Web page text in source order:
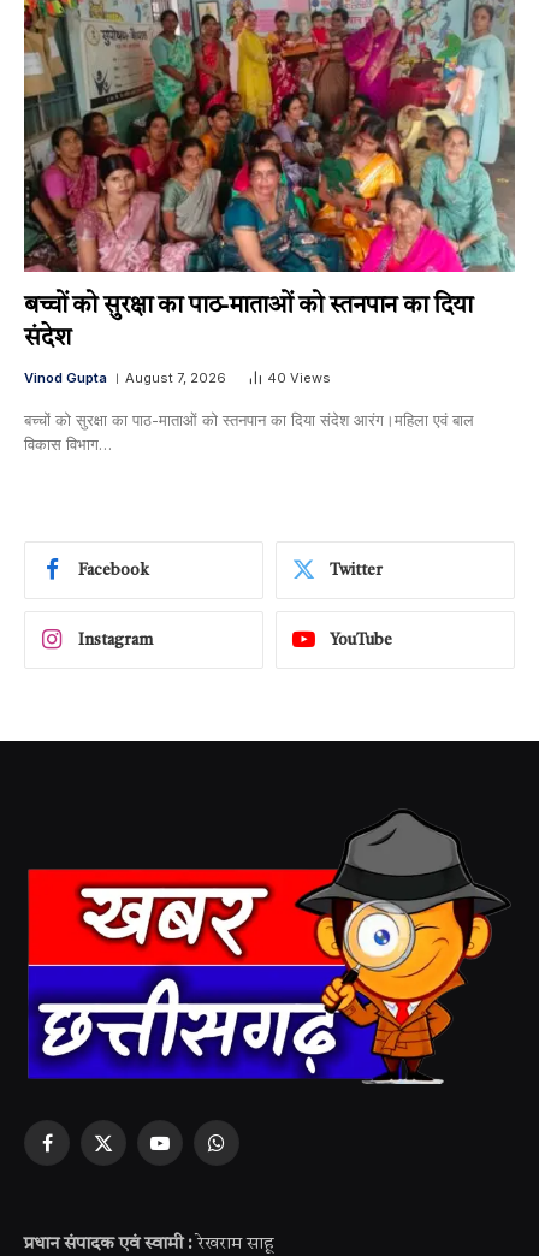
बच्चों को सुरक्षा का पाठ-माताओं को स्तनपान का दिया
संदेश
Vinod Gupta August 7, 2026 40 Views
बच्चों को सुरक्षा का पाठ-माताओं को स्तनपान का दिया संदेश आरंग।महिला एवं बाल
विकास विभाग…
Facebook Twitter
Instagram YouTube
Facebook
X
YouTubeWhatsApp
प्रधान संपादक एवं स्वामी : रेखराम साहू